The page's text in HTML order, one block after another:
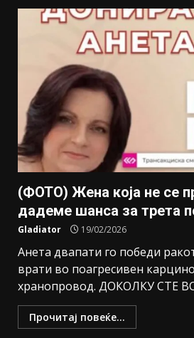
(ФОТО) Жена која не се
дадеме шанса за трета
Gladiator 19/02/2026
Анета двапати го победи
врати во поагресивен
хранопровод. ДОКОЛКУ СТЕ
Прочитај повеќе...